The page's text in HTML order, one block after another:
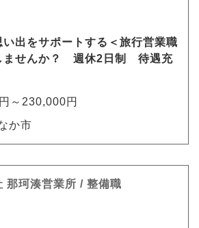
出をサポートする＜旅行営業職
ませんか？ 週休2日制 待遇充
～230,000円
か市
那珂湊営業所 / 整備職